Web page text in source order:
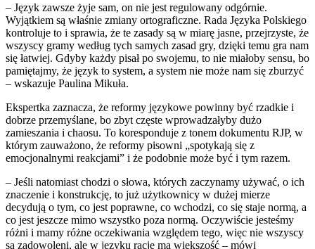
– Język zawsze żyje sam, on nie jest regulowany odgórnie.
Wyjątkiem są właśnie zmiany ortograficzne. Rada Języka Polskiego
kontroluje to i sprawia, że te zasady są w miarę jasne, przejrzyste, że
wszyscy gramy według tych samych zasad gry, dzięki temu gra nam
się łatwiej. Gdyby każdy pisał po swojemu, to nie miałoby sensu, bo
pamiętajmy, że język to system, a system nie może nam się zburzyć
– wskazuje Paulina Mikuła.
Ekspertka zaznacza, że reformy językowe powinny być rzadkie i
dobrze przemyślane, bo zbyt częste wprowadzałyby dużo
zamieszania i chaosu. To koresponduje z tonem dokumentu RJP, w
którym zauważono, że reformy pisowni „spotykają się z
emocjonalnymi reakcjami” i że podobnie może być i tym razem.
– Jeśli natomiast chodzi o słowa, których zaczynamy używać, o ich
znaczenie i konstrukcję, to już użytkownicy w dużej mierze
decydują o tym, co jest poprawne, co wchodzi, co się staje normą, a
co jest jeszcze mimo wszystko poza normą. Oczywiście jesteśmy
różni i mamy różne oczekiwania względem tego, więc nie wszyscy
są zadowoleni, ale w języku rację ma większość – mówi